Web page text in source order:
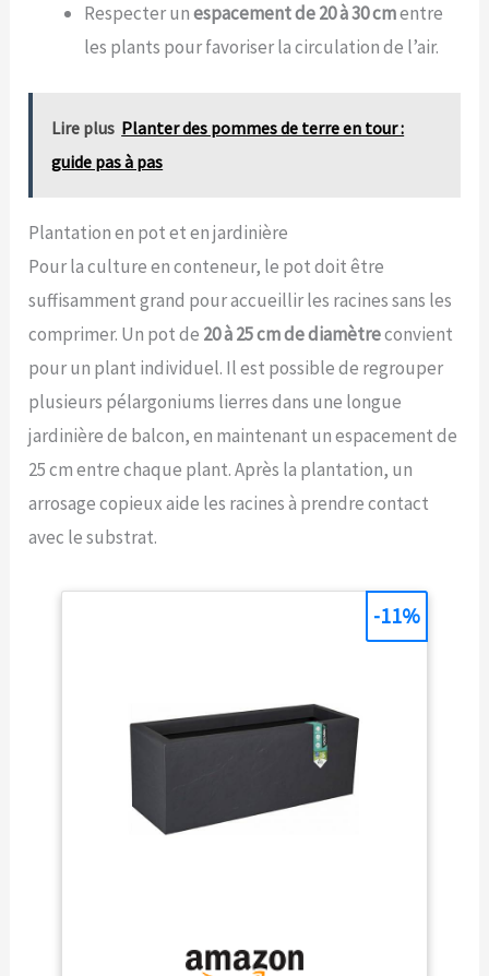
Respecter unespacement de 20 à 30 cmentre
les plants pour favoriser la circulation de l’air.
Lire plus Planter des pommes de terre en tour :
guide pas à pas
Plantation en pot et en jardinière
Pour la culture en conteneur, le pot doit être
suffisamment grand pour accueillir les racines sans les
comprimer. Un pot de 20 à 25 cm de diamètreconvient
pour un plant individuel. Il est possible de regrouper
plusieurs pélargoniums lierres dans une longue
jardinière de balcon, en maintenant un espacement de
25 cm entre chaque plant. Après la plantation, un
arrosage copieux aide les racines à prendre contact
avec le substrat.
-11%